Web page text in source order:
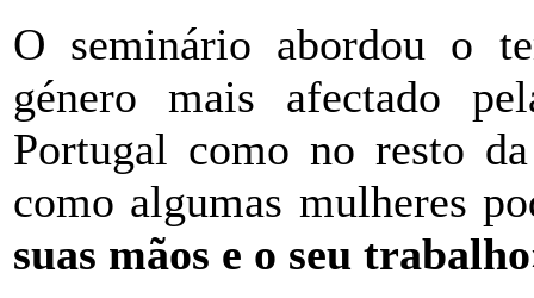
O seminário abordou o
género mais afectado
Portugal como no resto
como algumas mulheres
suas mãos e o seu trabalho